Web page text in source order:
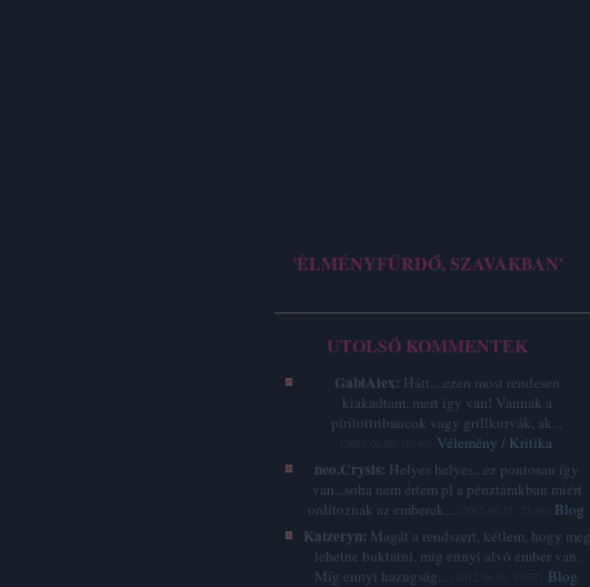
'ÉLMÉNYFÜRDŐ, SZAVAKBAN'
UTOLSÓ KOMMENTEK
GabiAlex: Hátt....ezen most rendesen
kiakadtam, mert így van! Vannak a
pirítottribancok vagy grillkurvák, ak...
Vélemény / Kritika
neo.Crysis: Helyes helyes...ez pontosan így
van...soha nem értem pl a pénztárakban miért
ordítoznak az emberek...
Blog
Katzeryn: Magát a rendszert, kétlem, hogy meg
lehetne buktatni, míg ennyi alvó ember van.
Míg ennyi hazugság...
Blog